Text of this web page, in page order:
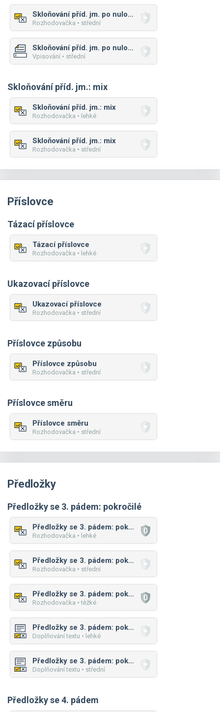
Skloňování příd. jm. po nulovém čl.
Rozhodovačka • střední
Skloňování příd. jm. po nulovém čl.
Vpisování • střední
Skloňování příd. jm.: mix
Skloňování příd. jm.: mix
Rozhodovačka • lehké
Skloňování příd. jm.: mix
Rozhodovačka • střední
Příslovce
Tázací příslovce
Tázací příslovce
Rozhodovačka • lehké
Ukazovací příslovce
Ukazovací příslovce
Rozhodovačka • střední
Příslovce způsobu
Příslovce způsobu
Rozhodovačka • střední
Příslovce směru
Příslovce směru
Rozhodovačka • střední
Předložky
Předložky se 3. pádem: pokročilé
Předložky se 3. pádem: pokročilé
Rozhodovačka • lehké
Předložky se 3. pádem: pokročilé
Rozhodovačka • střední
Předložky se 3. pádem: pokročilé
Rozhodovačka • těžké
Předložky se 3. pádem: pokročilé
Doplňování textu • lehké
Předložky se 3. pádem: pokročilé
Doplňování textu • střední
Předložky se 4. pádem